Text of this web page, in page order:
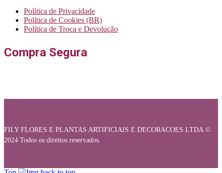
Política de Privacidade
Política de Cookies (BR)
Política de Troca e Devolução
Compra Segura
FILY FLORES E PLANTAS ARTIFICIAIS E DECORACOES LTDA ©
2024 Todos os direitos reservados.